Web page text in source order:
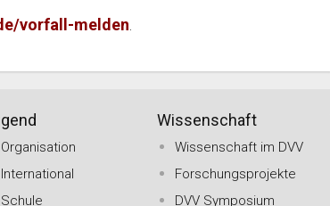
vorfall-melden.
Organisation
International
Schule
Wissenschaft
Wissenschaft im DVV
Forschungsprojekte
DVV Symposium